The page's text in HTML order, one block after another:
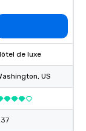
de luxe
, US